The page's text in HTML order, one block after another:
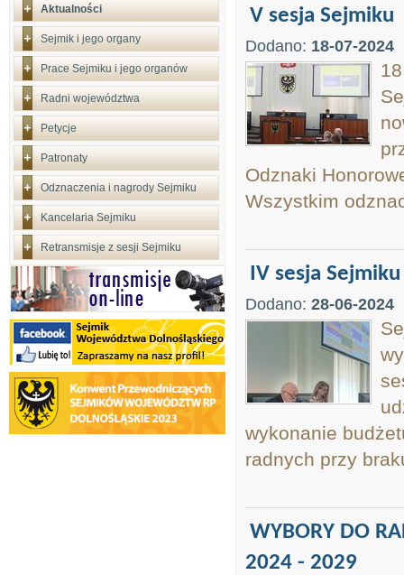
Aktualności
Sejmik i jego organy
Prace Sejmiku i jego organów
Radni województwa
Petycje
Patronaty
Odznaczenia i nagrody Sejmiku
Kancelaria Sejmiku
Retransmisje z sesji Sejmiku
V sesja Sejmiku
Dodano: 18-07-2024
Odznaki
Wszystkim
IV sesja Sejmiku
Dodano: 28-06-2024
wykonanie
radnych przy
WYBORY DO
2024 - 2029